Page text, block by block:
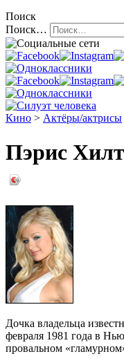
Поиск
Поиск…
Кино > Актёры/актрисы
Пэрис
Дочка владельца
февраля 1981 года в
провальном